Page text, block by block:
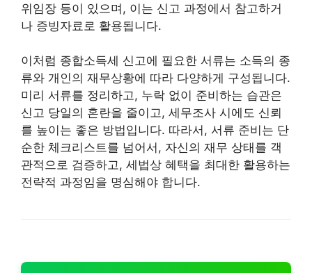
위임장 등이 있으며, 이는 신고 과정에서 참고하거
나 증빙자료로 활용됩니다.
이처럼 종합소득세 신고에 필요한 서류는 소득의 종
류와 개인의 재무상황에 따라 다양하게 구성됩니다.
미리 서류를 정리하고, 누락 없이 준비하는 습관은
신고 당일의 혼란을 줄이고, 세무조사 시에도 신뢰
를 높이는 좋은 방법입니다. 따라서, 서류 준비는 단
순한 체크리스트를 넘어서, 자신의 재무 상태를 객
관적으로 검증하고, 세법상 혜택을 최대한 활용하는
전략적 과정임을 명심해야 합니다.